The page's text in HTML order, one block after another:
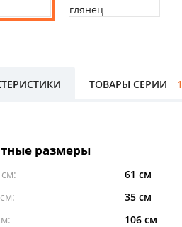
ТОВАРЫ СЕРИИ 1
размеры
61 см
35 см
106 см